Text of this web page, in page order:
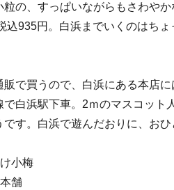
粒の、すっぱいながらもさわやか
込935円。白浜までいくのはち
販で買うので、白浜にある本店
で白浜駅下車。2ｍのマスコット
です。白浜で遊んだおりに、おひ
小梅
舗